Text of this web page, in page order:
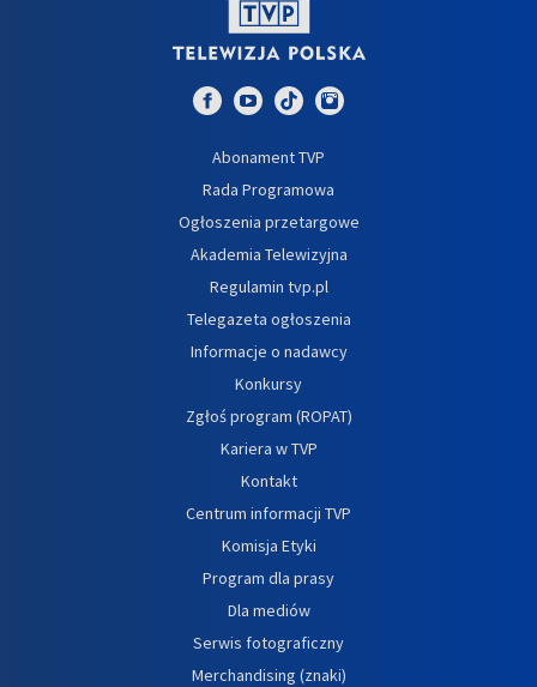
Abonament TVP
Rada Programowa
Ogłoszenia przetargowe
Akademia Telewizyjna
Regulamin tvp.pl
Telegazeta ogłoszenia
Informacje o nadawcy
Konkursy
Zgłoś program (ROPAT)
Kariera w TVP
Kontakt
Centrum informacji TVP
Komisja Etyki
Program dla prasy
Dla mediów
Serwis fotograficzny
Merchandising (znaki)